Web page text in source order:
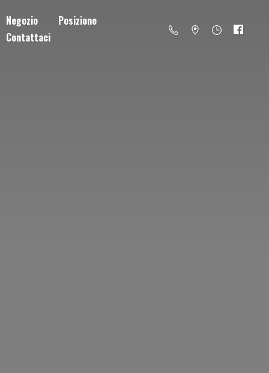
Negozio
Posizione
Contattaci